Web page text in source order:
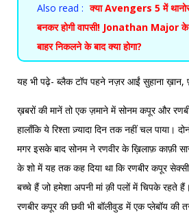
Also read : क्या Avengers 5 में
बनकर होगी वापसी! Jonathan Major
बाहर निकलने के बाद क्या होगा?
यह भी पढ़े- ब्लैक टॉप पहने नज़र आईं सुहाना ख़ान,
ख़बरों की मानें तो एक ज़माने में सोनम कपूर और
हालाँकि ये रिश्ता ज़्यादा दिन तक नहीं चल पाया।
मगर इसके बाद सोनम ने रणवीर के ख़िलाफ़ काफ़ी
के शो में यह तक कह दिया था कि रणबीर कपूर
बच्चे हैं जो हमेशा अपनी मां क़ी पलों में चिपके रहते
रणबीर कपूर की छवी भी बॉलीवुड में एक प्लेबॉय